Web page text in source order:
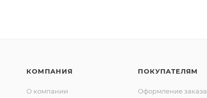
КОМПАНИЯ
О компании
ПОКУПАТЕЛЯМ
Оформление заказа